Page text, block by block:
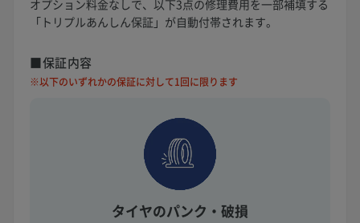
オプション料金なしで、以下3点の修理費用を一部補填する
「トリプルあんしん保証」が自動付帯されます。
■保証内容
※以下のいずれかの保証に対して1回に限ります
タイヤのパンク・破損